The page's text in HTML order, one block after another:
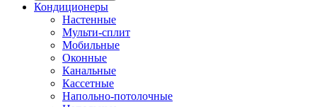
Кондиционеры
Настенные
Мульти-сплит
Мобильные
Оконные
Канальные
Кассетные
Напольно-потолочные